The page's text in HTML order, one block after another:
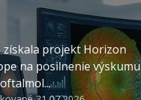
získala projekt Horizon
na posilnenie výskumu